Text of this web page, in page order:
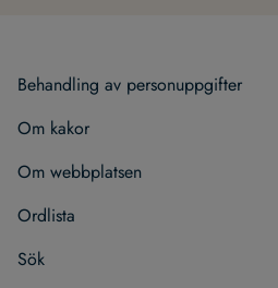
Behand­ling av per­son­upp­gif­ter
Om kakor
Om webb­plat­sen
Ord­lista
Sök